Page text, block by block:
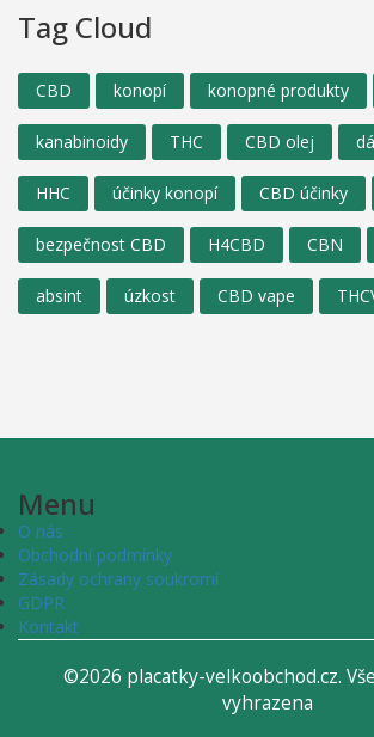
Tag Cloud
CBD konopí konopné produkty
kanabinoidy THC CBD olej
HHC účinky konopí CBD účinky
bezpečnost CBD H4CBD CBN
absint úzkost CBD vape
Menu
O nás
Obchodní podmínky
Zásady ochrany soukromí
GDPR
Kontakt
©2026 placatky-velkoobchod.cz.
vyhrazena